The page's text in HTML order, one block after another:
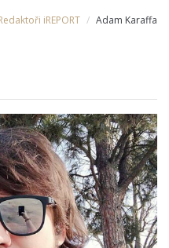
iREPORT Adam Karaffa